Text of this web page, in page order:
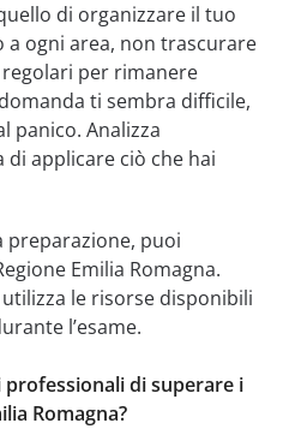
di organizzare il tuo
a ogni area, non trascurare
regolari per rimanere
ti sembra difficile,
panico. Analizza
applicare ciò che hai
preparazione, puoi
Emilia Romagna.
le risorse disponibili
l’esame.
professionali di superare i
Romagna?